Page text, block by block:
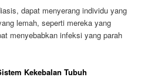
dapat menyerang individu yang
lemah, seperti mereka yang
menyebabkan infeksi yang parah
Kekebalan Tubuh